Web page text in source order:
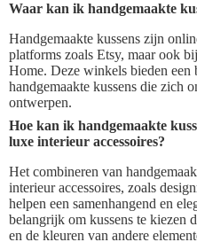
Waar kan ik handgemaakte
Handgemaakte kussens zijn
platforms zoals Etsy, maar ook
Home. Deze winkels bieden een
handgemaakte kussens die zich
ontwerpen.
Hoe kan ik handgemaakte
luxe interieur accessoires?
Het combineren van
interieur accessoires, zoals
helpen een samenhangend en
belangrijk om kussens te kiezen
en de kleuren van andere